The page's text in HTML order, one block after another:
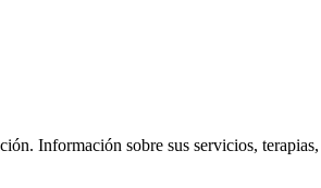
Información sobre sus servicios,